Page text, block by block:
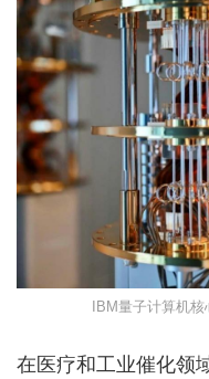
IBM量子计算机
在医疗和工业催化领